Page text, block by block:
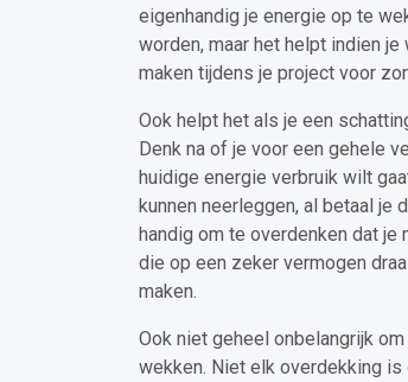
eigenhandig je energie op te
worden, maar het helpt indien
maken tijdens je project voor
Ook helpt het als je een
Denk na of je voor een gehele
huidige energie verbruik wilt
kunnen neerleggen, al betaal je
handig om te overdenken dat je
die op een zeker vermogen
maken.
Ook niet geheel onbelangrijk
wekken. Niet elk overdekking is